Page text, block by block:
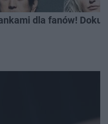
dla fanów!